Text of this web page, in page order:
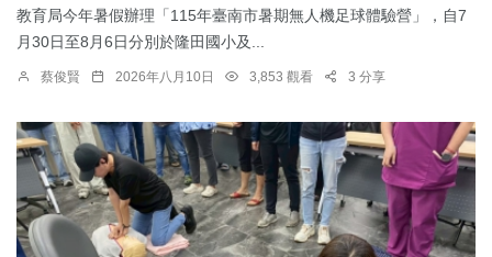
教育局今年暑假辦理「115年臺南市暑期無人機足球體驗營」，自7
月30日至8月6日分別於隆田國小及...
蔡俊賢 2026年八月10日 3,853 觀看 3 分享